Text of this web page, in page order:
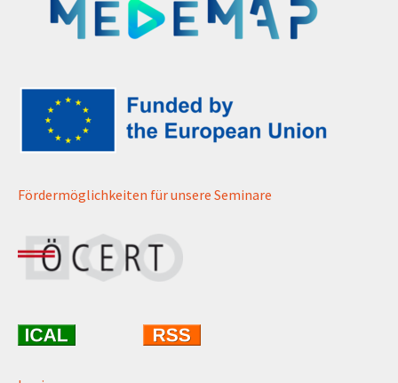
Fördermöglichkeiten für unsere Seminare